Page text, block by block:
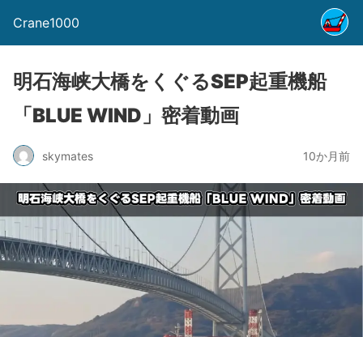
Crane1000
明石海峡大橋をくぐるSEP起重機船
「BLUE WIND」密着動画
skymates 10か月前